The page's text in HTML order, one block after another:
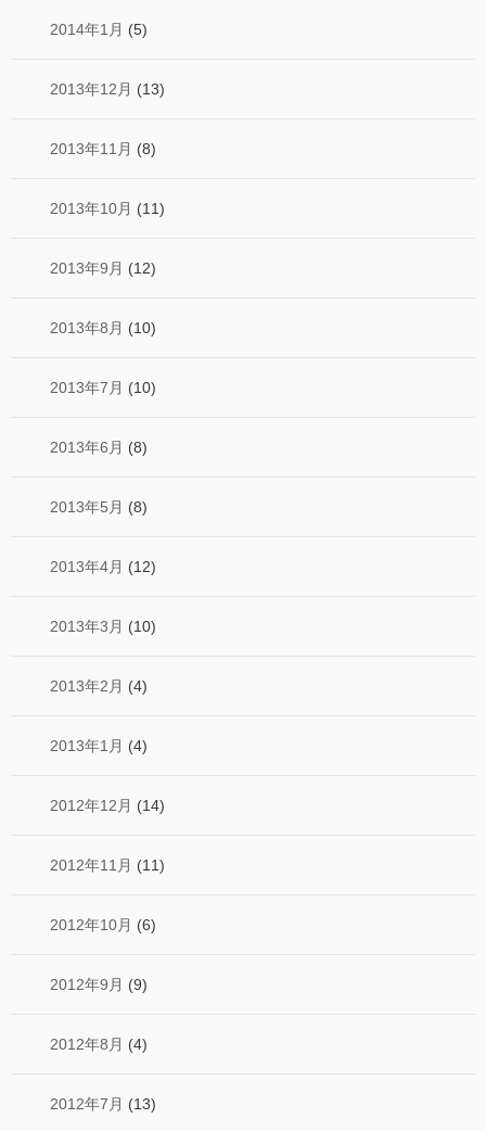
2014年1月 (5)
2013年12月 (13)
2013年11月 (8)
2013年10月 (11)
2013年9月 (12)
2013年8月 (10)
2013年7月 (10)
2013年6月 (8)
2013年5月 (8)
2013年4月 (12)
2013年3月 (10)
2013年2月 (4)
2013年1月 (4)
2012年12月 (14)
2012年11月 (11)
2012年10月 (6)
2012年9月 (9)
2012年8月 (4)
2012年7月 (13)